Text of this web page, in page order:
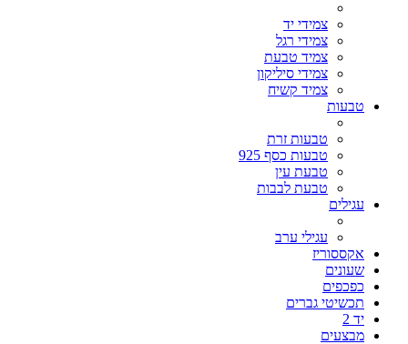
צמידי יד
צמידי רגל
צמיד טבעת
צמידי סיליקון
צמיד קשיח
טבעות
טבעות זרת
טבעות כסף 925
טבעת עין
טבעת לבבות
עגילים
עגילי ערב
אקססוריז
שעונים
כפכפים
תכשיטי גברים
יד 2
מבצעים